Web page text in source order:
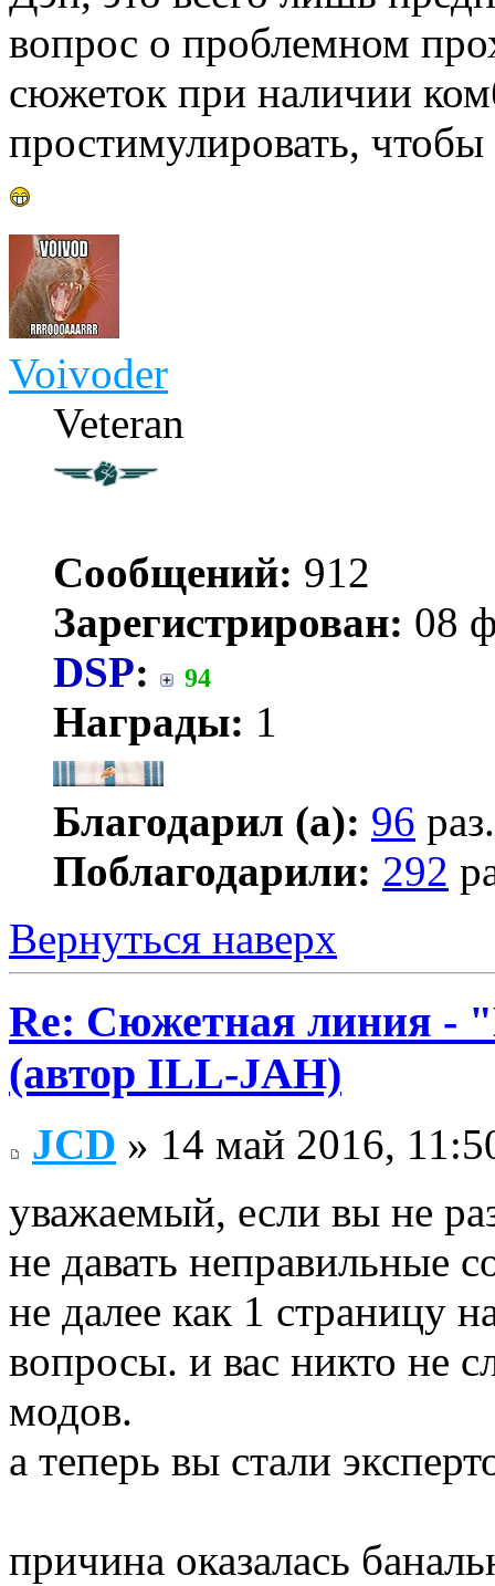
вопрос о проблемном
сюжеток при наличии
простимулировать,
Voivoder
Veteran
Сообщений: 912
Зарегистрирован: 08
DSP: 94
Награды: 1
Благодарил (а): 96 раз.
Поблагодарили: 292
Вернуться наверх
Re: Сюжетная линия -
(автор ILL-JAH)
JCD » 14 май 2016,
уважаемый, если вы не
не давать неправильные
не далее как 1 страницу
вопросы. и вас никто не
модов.
а теперь вы стали
причина оказалась